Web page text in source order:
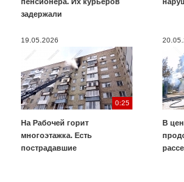
задержали
19.05.2026
0:25
На Рабочей горит
многоэтажка. Есть
пострадавшие
В